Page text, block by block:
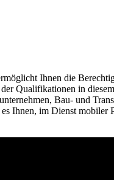
Ihnen die
Qualifikationen in
Bau- und
Ihnen, im Dienst